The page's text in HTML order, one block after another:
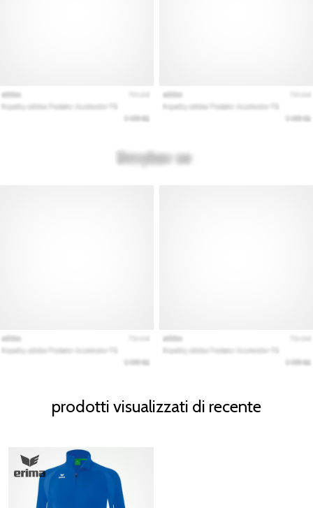
prodotti visualizzati di recente